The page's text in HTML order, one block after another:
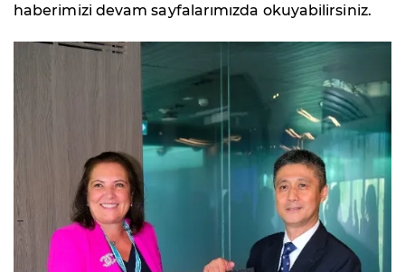
haberimizi devam sayfalarımızda okuyabilirsiniz.